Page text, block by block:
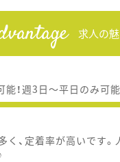
求人の
！週3日～平日のみ可能
く、定着率が高いです。